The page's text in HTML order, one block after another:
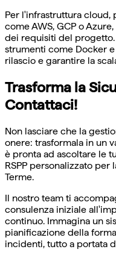
Per l'infrastruttura cloud,
come AWS, GCP o
dei requisiti del
strumenti come Docker
rilascio e garantire la
Trasforma la
Contattaci!
Non lasciare che la
onere: trasformala in un
è pronta ad ascoltare le
RSPP personalizzato per
Terme.
Il nostro team ti
consulenza iniziale
continuo. Immagina un
pianificazione della
incidenti, tutto a portata